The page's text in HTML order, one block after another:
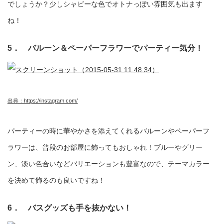
でしょうか？少しシャビーな色でオトナっぽい雰囲気も出ます
ね！
5． バルーン＆ペーパーフラワーでパーティー気分！
出典：https://instagram.com/
パーティーの時に華やかさを添えてくれるバルーンやペーパーフ
ラワーは、普段のお部屋に飾ってもおしゃれ！ブルーやグリー
ン、淡い色合いなどバリエーションも豊富なので、テーマカラー
を決めて飾るのも良いですね！
6． バスグッズも手を抜かない！